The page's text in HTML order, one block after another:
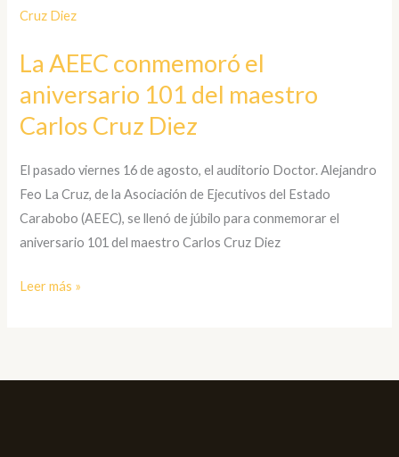
Ciudad
su
Gentilicio”
La AEEC conmemoró el
aniversario 101 del maestro
Carlos Cruz Diez
El pasado viernes 16 de agosto, el auditorio Doctor. Alejandro
Feo La Cruz, de la Asociación de Ejecutivos del Estado
Carabobo (AEEC), se llenó de júbilo para conmemorar el
aniversario 101 del maestro Carlos Cruz Diez
AEEC
aniversario
del
Leer más »